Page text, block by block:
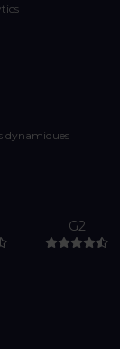
dynamiques
G2